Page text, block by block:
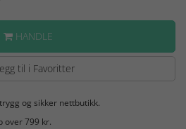
HANDLE
til i Favoritter
og sikker nettbutikk.
over 799 kr.